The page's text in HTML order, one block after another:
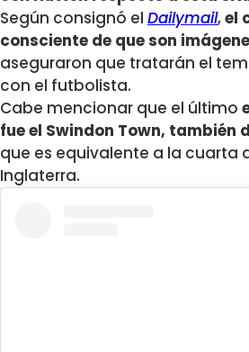
Según consignó el Dailymail,el
consciente de que son
aseguraron que tratarán el
con el futbolista.
Cabe mencionar que el último
fue el Swindon Town, también
que es equivalente a la cuarta
Inglaterra.